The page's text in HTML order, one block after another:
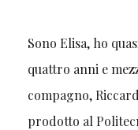
Sono Elisa, ho
quattro anni e
compagno,
prodotto al